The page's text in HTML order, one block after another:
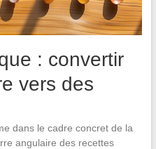
: convertir
vers des
dans le cadre concret de la
angulaire des recettes